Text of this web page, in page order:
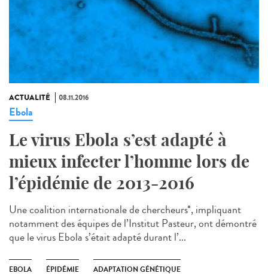
ACTUALITÉ 08.11.2016
Ebola
Le virus Ebola s’est adapté à
mieux infecter l’homme lors de
l’épidémie de 2013-2016
Une coalition internationale de chercheurs*, impliquant
notamment des équipes de l’Institut Pasteur, ont démontré
que le virus Ebola s’était adapté durant l’...
EBOLA ÉPIDÉMIE ADAPTATION GÉNÉTIQUE